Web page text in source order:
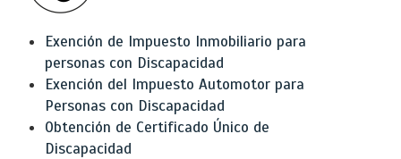
Exención de Impuesto Inmobiliario para
personas con Discapacidad
Exención del Impuesto Automotor para
Personas con Discapacidad
Obtención de Certificado Único de
Discapacidad